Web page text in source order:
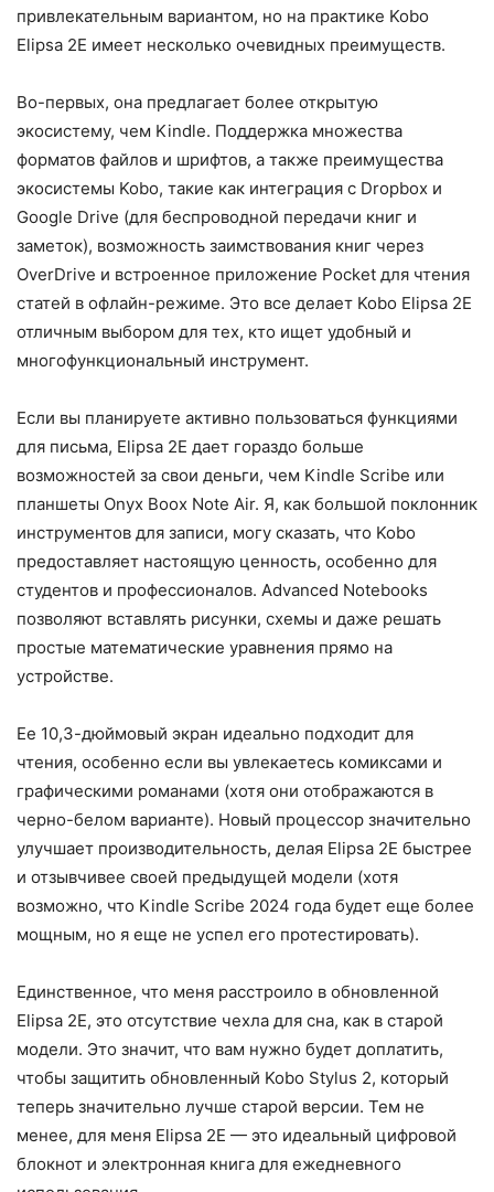
привлекательным вариантом, но на практике Kobo
Elipsa 2E имеет несколько очевидных преимуществ.
Во-первых, она предлагает более открытую
экосистему, чем Kindle. Поддержка множества
форматов файлов и шрифтов, а также преимущества
экосистемы Kobo, такие как интеграция с Dropbox и
Google Drive (для беспроводной передачи книг и
заметок), возможность заимствования книг через
OverDrive и встроенное приложение Pocket для чтения
статей в офлайн-режиме. Это все делает Kobo Elipsa 2E
отличным выбором для тех, кто ищет удобный и
многофункциональный инструмент.
Если вы планируете активно пользоваться функциями
для письма, Elipsa 2E дает гораздо больше
возможностей за свои деньги, чем Kindle Scribe или
планшеты Onyx Boox Note Air. Я, как большой поклонник
инструментов для записи, могу сказать, что Kobo
предоставляет настоящую ценность, особенно для
студентов и профессионалов. Advanced Notebooks
позволяют вставлять рисунки, схемы и даже решать
простые математические уравнения прямо на
устройстве.
Ее 10,3-дюймовый экран идеально подходит для
чтения, особенно если вы увлекаетесь комиксами и
графическими романами (хотя они отображаются в
черно-белом варианте). Новый процессор значительно
улучшает производительность, делая Elipsa 2E быстрее
и отзывчивее своей предыдущей модели (хотя
возможно, что Kindle Scribe 2024 года будет еще более
мощным, но я еще не успел его протестировать).
Единственное, что меня расстроило в обновленной
Elipsa 2E, это отсутствие чехла для сна, как в старой
модели. Это значит, что вам нужно будет доплатить,
чтобы защитить обновленный Kobo Stylus 2, который
теперь значительно лучше старой версии. Тем не
менее, для меня Elipsa 2E — это идеальный цифровой
блокнот и электронная книга для ежедневного